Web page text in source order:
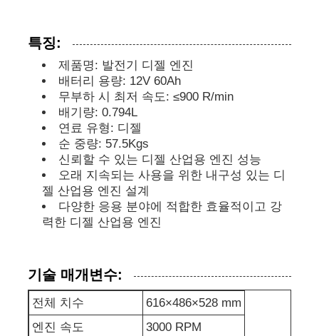
디젤 발전기 세트
가솔린 발전기 세트
인버터 발전기 세트
휴대용 발전기 세트
산업용 발전기 세트
오픈 프레임 생성기
특징:
제품명: 발전기 디젤 엔진
배터리 용량: 12V 60Ah
무부하 시 최저 속도: ≤900 R/min
배기량: 0.794L
연료 유형: 디젤
순 중량: 57.5Kgs
신뢰할 수 있는 디젤 산업용 엔진 성능
오래 지속되는 사용을 위한 내구성 있는 디
젤 산업용 엔진 설계
다양한 응용 분야에 적합한 효율적이고 강
력한 디젤 산업용 엔진
기술 매개변수:
전체 치수
616×486×528 mm
엔진 속도
3000 RPM